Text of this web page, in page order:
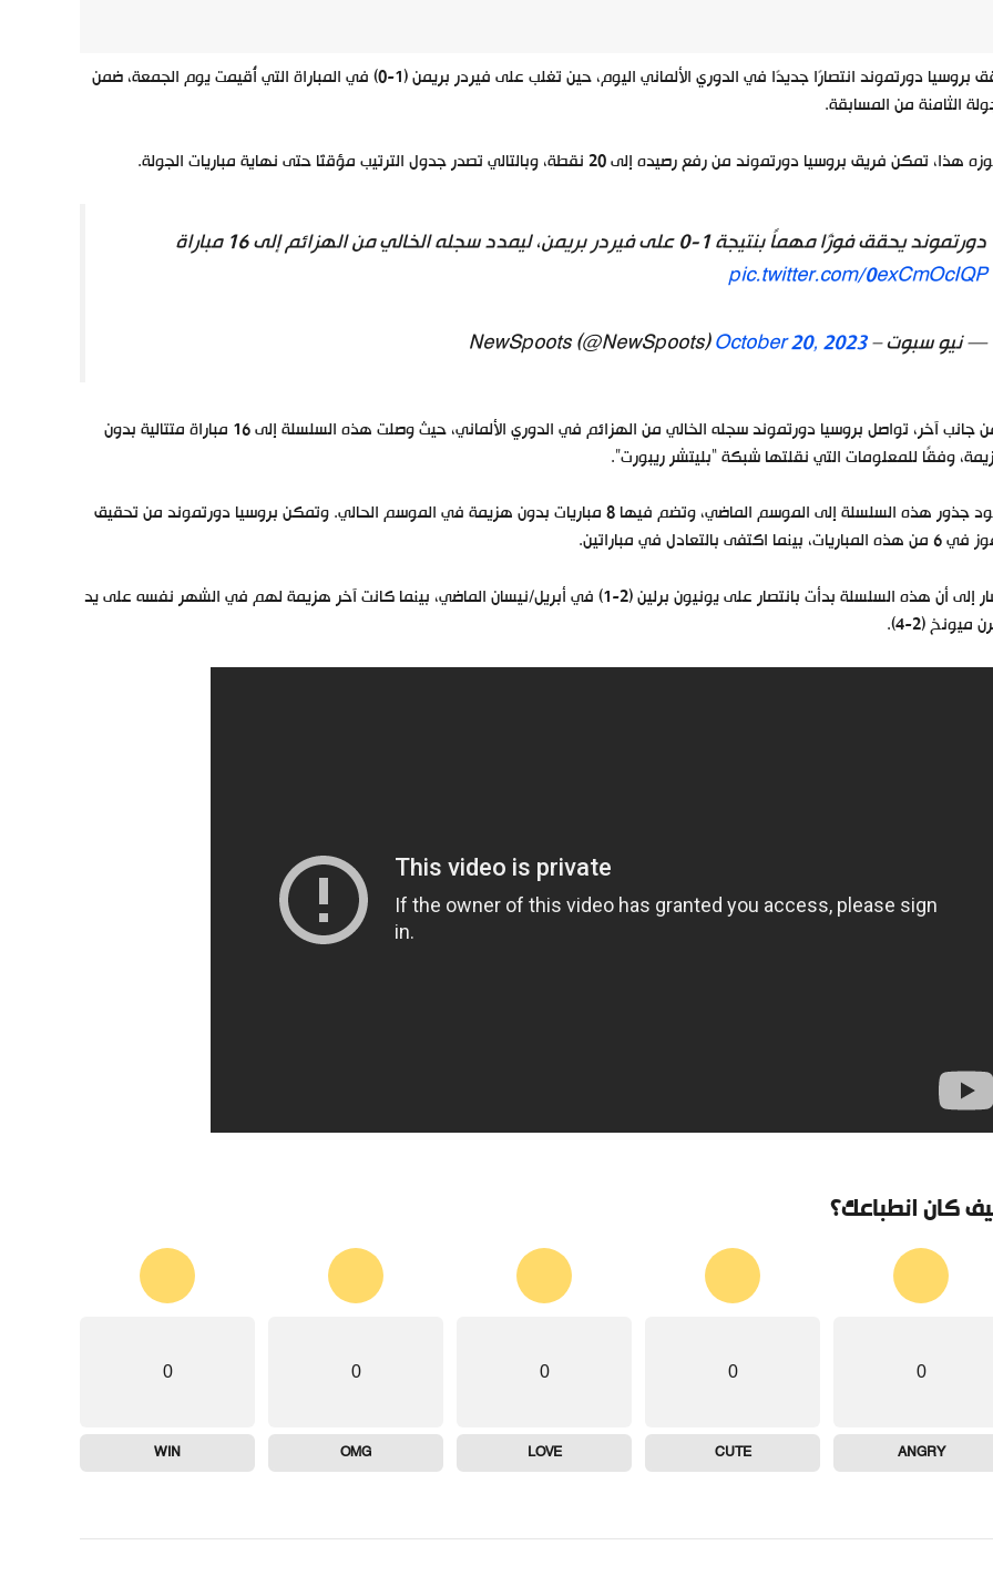
حقق بروسيا دورتموند انتصارًا جديدًا في الدوري الألماني اليوم، حين تغلب على فيردر بريمن (1-0) في المباراة التي أُقيمت يوم الجمعة، ضمن
الثامنة من المسابقة.
تمكن فريق بروسيا دورتموند من رفع رصيده إلى 20 نقطة، وبالتالي تصدر جدول الترتيب مؤقتًا حتى نهاية مباريات الجولة.
دورتموند يحقق فوزًا مهماً بنتيجة 1-0 على فيردر بريمن، ليمدد سجله الخالي من الهزائم إلى 16 مباراة
pic.twitter.com/0exCmOcIQP
— نيو سبوت – NewSpoots (@NewSpoots)October 20, 2023
ومن جانب آخر، تواصل بروسيا دورتموند سجله الخالي من الهزائم في الدوري الألماني، حيث وصلت هذه السلسلة إلى 16 مباراة متتالية بدون
وفقًا للمعلومات التي نقلتها شبكة “بليتشر ريبورت”.
تعود جذور هذه السلسلة إلى الموسم الماضي، وتضم فيها 8 مباريات بدون هزيمة في الموسم الحالي. وتمكن بروسيا دورتموند من تحقيق
بينما اكتفى بالتعادل في مباراتين.
يُشار إلى أن هذه السلسلة بدأت بانتصار على يونيون برلين (2-1) في أبريل/نيسان الماضي، بينما كانت آخر هزيمة لهم في الشهر نفسه على يد
ميونخ (2-4).
كان انطباعك؟
0
ANGRY
0
CUTE
0
LOVE
0
OMG
0
WIN